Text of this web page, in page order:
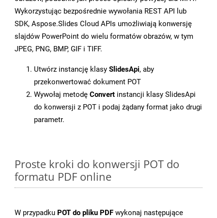
Wykorzystując bezpośrednie wywołania REST API lub
SDK, Aspose.Slides Cloud APIs umożliwiają konwersję
slajdów PowerPoint do wielu formatów obrazów, w tym
JPEG, PNG, BMP, GIF i TIFF.
Utwórz instancję klasy SlidesApi, aby
przekonwertować dokument POT
Wywołaj metodę Convert instancji klasy SlidesApi
do konwersji z POT i podaj żądany format jako drugi
parametr.
Proste kroki do konwersji POT do
formatu PDF online
W przypadku POT do pliku PDF wykonaj następujące